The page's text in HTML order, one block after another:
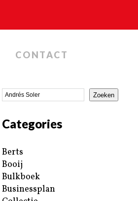
CONTACT
Zoeken
Categories
Berts
Booij
Bulkboek
Businessplan